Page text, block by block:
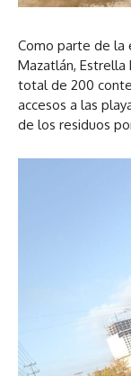
Como parte de la
Mazatlán, Estrella
total de 200
accesos a las
de los residuos